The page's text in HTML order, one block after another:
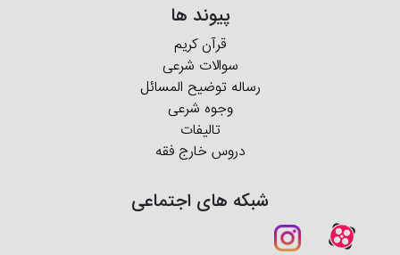
پیوند ها
قرآن کریم
سوالات شرعی
رساله توضیح المسائل
وجوه شرعی
تالیفات
دروس خارج فقه
شبکه های اجتماعی